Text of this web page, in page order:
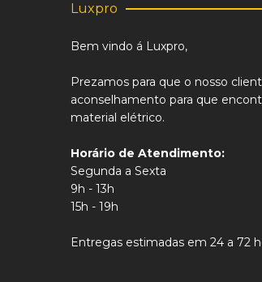
Luxpro
Bem vindo á Luxpro,
Prezamos para que o nosso
aconselhamento para que
material elétrico.
Horário de Atendimento:
Segunda a Sexta
9h - 13h
15h - 19h
Entregas estimadas em 24 a 72